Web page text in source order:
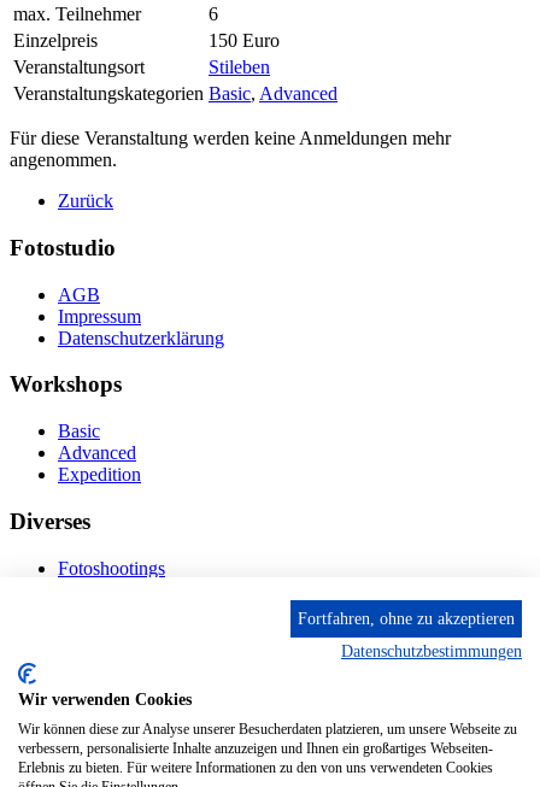
max. Teilnehmer
6
Einzelpreis
150 Euro
Veranstaltungsort
Stileben
Veranstaltungskategorien Basic, Advanced
Für diese Veranstaltung werden keine Anmeldungen mehr
angenommen.
Zurück
Fotostudio
AGB
Impressum
Datenschutzerklärung
Workshops
Basic
Advanced
Expedition
Diverses
Fotoshootings
Kontakt
Fröhnstr. 4-8, 66954 Pirmasens
Diese E-Mail-Adresse ist vor Spambots geschützt! Zur
Anzeige muss JavaScript eingeschaltet sein.
Mobil: + 49 (0) 176/84 62 18 86
Fortfahren, ohne zu akzeptieren
Datenschutzbestimmungen
Wir verwenden Cookies
Wir können diese zur Analyse unserer Besucherdaten platzieren, um unsere Webseite zu
verbessern, personalisierte Inhalte anzuzeigen und Ihnen ein großartiges Webseiten-
Erlebnis zu bieten. Für weitere Informationen zu den von uns verwendeten Cookies